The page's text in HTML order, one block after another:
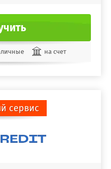
на счет
сервис